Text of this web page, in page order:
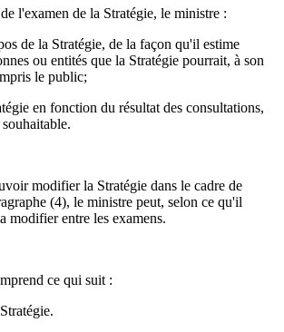
l'examen de la Stratégie, le ministre :
de la Stratégie, de la façon qu'il estime
ou entités que la Stratégie pourrait, à son
le public;
en fonction du résultat des consultations,
modifier la Stratégie dans le cadre de
(4), le ministre peut, selon ce qu'il
modifier entre les examens.
ce qui suit :